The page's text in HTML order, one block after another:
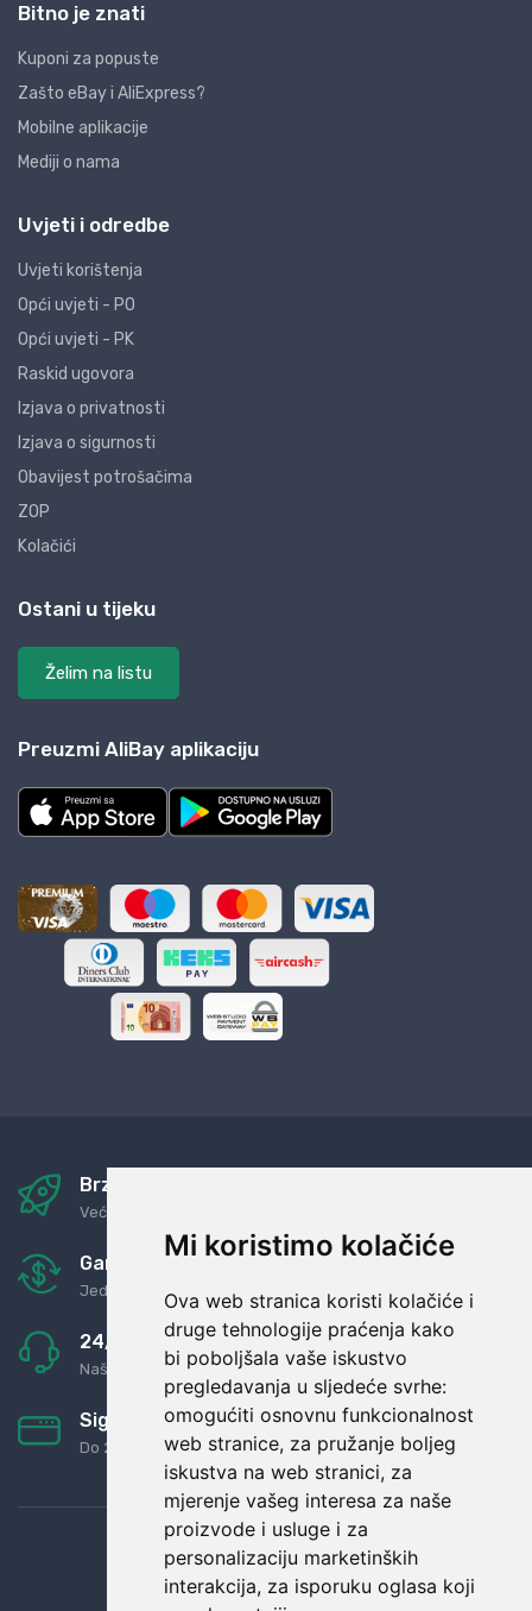
Mi koristimo kolačiće
Ova web stranica koristi kolačiće i
druge tehnologije praćenja kako
bi poboljšala vaše iskustvo
pregledavanja u sljedeće svrhe:
omogućiti osnovnu funkcionalnost
web stranice, za pružanje boljeg
iskustva na web stranici, za
mjerenje vašeg interesa za naše
proizvode i usluge i za
personalizaciju marketinških
interakcija, za isporuku oglasa koji
Bitno je znati
Kuponi za popuste
Zašto eBay i AliExpress?
Mobilne aplikacije
Mediji o nama
Uvjeti i odredbe
Uvjeti korištenja
Opći uvjeti - PO
Opći uvjeti - PK
Raskid ugovora
Izjava o privatnosti
Izjava o sigurnosti
Obavijest potrošačima
ZOP
Kolačići
Ostani u tijeku
Želim na listu
Preuzmi AliBay aplikaciju
Brza i sigurna dostava
Već za nekoliko dana kod vas
Garancija u povrat novaca
Jednostavno pravilo: Roba za novac
24/7 odlična podrška
Naši agenti uvijek na raspolaganju
Sigurno obročno plaćanje
Do 24 rata bez kamata